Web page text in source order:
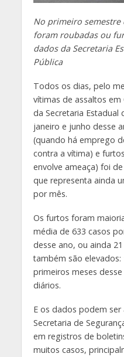
No primeiro semestre
foram roubadas ou
dados da Secretaria
Pública
Todos os dias, pelo
vítimas de assaltos
da Secretaria Estadual
janeiro e junho desse
(quando há emprego
contra a vítima) e
envolve ameaça) foi
que representa ainda
por mês.
Os furtos foram
média de 633 casos
desse ano, ou ainda
também são elevados:
primeiros meses
diários.
E os dados podem
Secretaria de
em registros de
muitos casos,